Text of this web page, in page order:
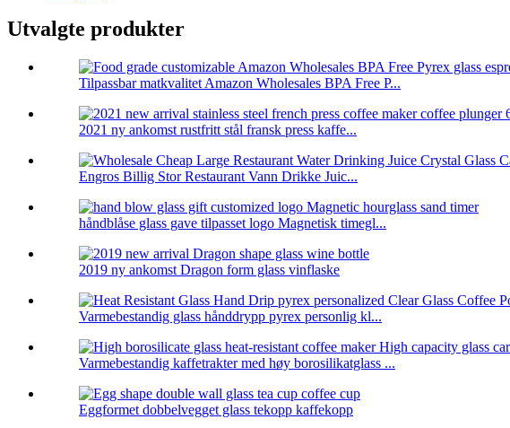
Utvalgte produkter
Tilpassbar matkvalitet Amazon Wholesales BPA Free P...
2021 ny ankomst rustfritt stål fransk press kaffe...
Engros Billig Stor Restaurant Vann Drikke Juic...
håndblåse glass gave tilpasset logo Magnetisk timegl...
2019 ny ankomst Dragon form glass vinflaske
Varmebestandig glass hånddrypp pyrex personlig kl...
Varmebestandig kaffetrakter med høy borosilikatglass ...
Eggformet dobbelvegget glass tekopp kaffekopp